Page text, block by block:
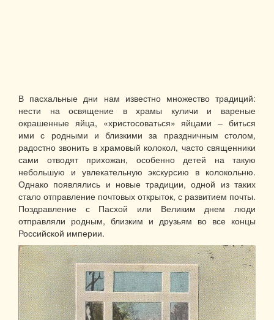
В пасхальные дни нам известно множество традиций:
нести на освящение в храмы куличи и вареные
окрашенные яйца, «христосоваться» яйцами – биться
ими с родными и близкими за праздничным столом,
радостно звонить в храмовый колокол, часто священники
сами отводят прихожан, особенно детей на такую
небольшую и увлекательную экскурсию в колокольню.
Однако появлялись и новые традиции, одной из таких
стало отправление почтовых открыток, с развитием почты.
Поздравление с Пасхой или Великим днем люди
отправляли родным, близким и друзьям во все концы
Российской империи.